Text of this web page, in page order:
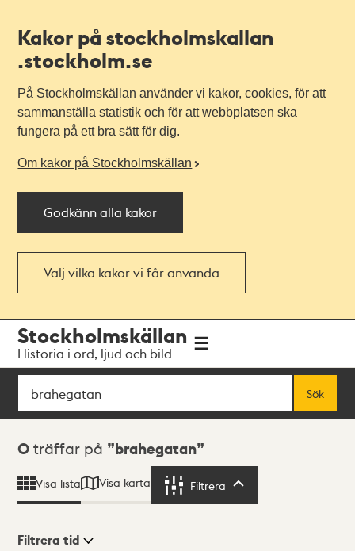
Kakor på stockholmskallan
.stockholm.se
På Stockholmskällan använder vi kakor, cookies, för att
sammanställa statistik och för att webbplatsen ska
fungera på ett bra sätt för dig.
Om kakor på Stockholmskällan
Godkänn alla kakor
Välj vilka kakor vi får använda
navigationen
huvudinnehållet
Stockholmskällan
Historia i ord, ljud och bild
Sök
Sök
Sökresultat
0 träffar på brahegatan
Visa lista Visa karta Filtrera
Filtrera tid